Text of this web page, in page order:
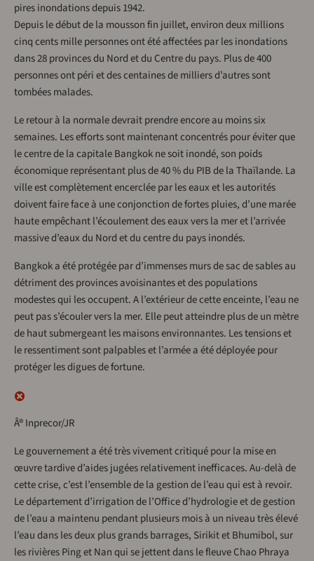
pires inondations depuis 1942.
Depuis le début de la mousson fin juillet, environ deux millions
cinq cents mille personnes ont été affectées par les inondations
dans 28 provinces du Nord et du Centre du pays. Plus de 400
personnes ont péri et des centaines de milliers d’autres sont
tombées malades.
Le retour à la normale devrait prendre encore au moins six
semaines. Les efforts sont maintenant concentrés pour éviter que
le centre de la capitale Bangkok ne soit inondé, son poids
économique représentant plus de 40 % du PIB de la Thaïlande. La
ville est complètement encerclée par les eaux et les autorités
doivent faire face à une conjonction de fortes pluies, d’une marée
haute empêchant l’écoulement des eaux vers la mer et l’arrivée
massive d’eaux du Nord et du centre du pays inondés.
Bangkok a été protégée par d’immenses murs de sac de sables au
détriment des provinces avoisinantes et des populations
modestes qui les occupent. A l’extérieur de cette enceinte, l’eau ne
peut pas s’écouler vers la mer. Elle peut atteindre plus de un mètre
de haut submergeant les maisons environnantes. Les tensions et
le ressentiment sont palpables et l’armée a été déployée pour
protéger les digues de fortune.
Â® Inprecor/JR
Le gouvernement a été très vivement critiqué pour la mise en
œuvre tardive d’aides jugées relativement inefficaces. Au-delà de
cette crise, c’est l’ensemble de la gestion de l’eau qui est à revoir.
Le département d’irrigation de l’Office d’hydrologie et de gestion
de l’eau a maintenu pendant plusieurs mois à un niveau très élevé
l’eau dans les deux plus grands barrages, Sirikit et Bhumibol, sur
les rivières Ping et Nan qui se jettent dans le fleuve Chao Phraya